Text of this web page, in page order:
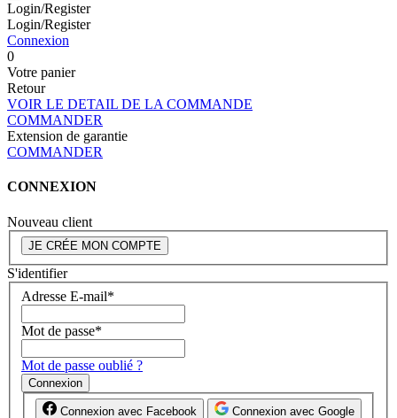
Login/Register
Login/Register
Connexion
0
Votre panier
Retour
VOIR LE DETAIL DE LA COMMANDE
COMMANDER
Extension de garantie
COMMANDER
CONNEXION
Nouveau client
JE CRÉE MON COMPTE
S'identifier
Adresse E-mail*
Mot de passe*
Mot de passe oublié ?
Connexion
Connexion avec Facebook Connexion avec Google